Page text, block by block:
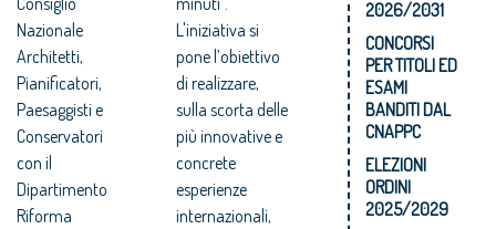
Nazionale
Architetti,
Pianificatori,
Paesaggisti e
Conservatori
con il
Dipartimento
Riforma
L'iniziativa si
pone l’obiettivo
di realizzare,
sulla scorta delle
più innovative e
concrete
esperienze
internazionali,
2026/2031
CONCORSI
PER TITOLI ED
ESAMI
BANDITI DAL
CNAPPC
ELEZIONI
ORDINI
2025/2029